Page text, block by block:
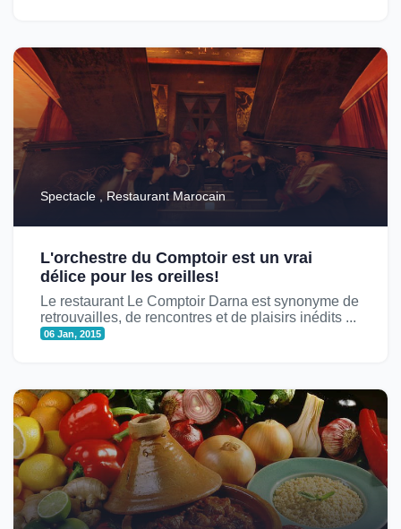
Spectacle , Restaurant Marocain
L'orchestre du Comptoir est un vrai
délice pour les oreilles!
Le restaurant Le Comptoir Darna est synonyme de
retrouvailles, de rencontres et de plaisirs inédits ...
06 Jan, 2015